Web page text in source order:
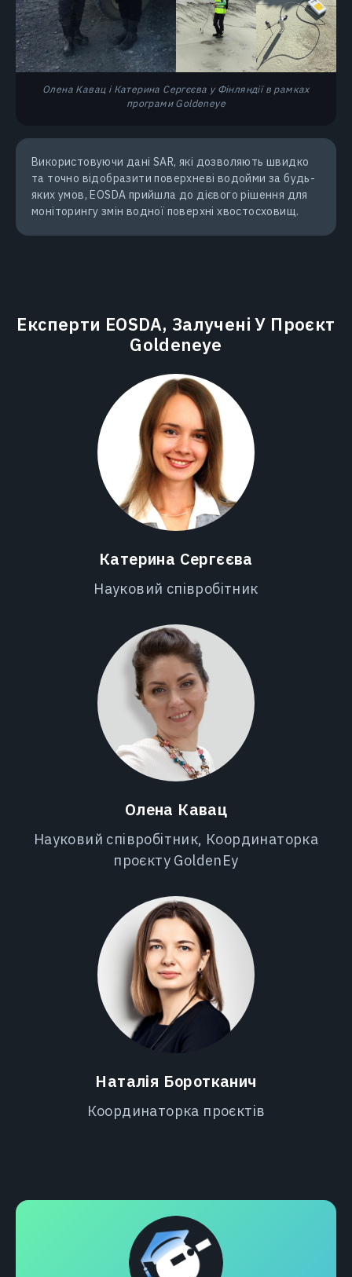
Олена Кавац і Катерина Сергєєва у Фінляндії в рамках
програми Goldeneye
Використовуючи дані SAR, які дозволяють швидко
та точно відобразити поверхневі водойми за будь-
яких умов, EOSDA прийшла до дієвого рішення для
моніторингу змін водної поверхні хвостосховищ.
Експерти EOSDA, Залучені У Проєкт
Goldeneye
Катерина Сергєєва
Науковий співробітник
Олена Кавац
Науковий співробітник, Координаторка
проєкту GoldenEy
Наталія Боротканич
Координаторка проєктів